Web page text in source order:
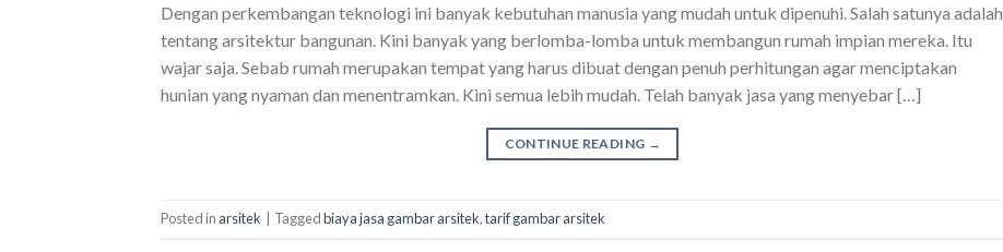
Dengan perkembangan teknologi ini banyak kebutuhan manusia yang mudah untuk dipenuhi. Salah satunya adalah
tentang arsitektur bangunan. Kini banyak yang berlomba-lomba untuk membangun rumah impian mereka. Itu
wajar saja. Sebab rumah merupakan tempat yang harus dibuat dengan penuh perhitungan agar menciptakan
hunian yang nyaman dan menentramkan. Kini semua lebih mudah. Telah banyak jasa yang menyebar […]
CONTINUE READING →
Posted in arsitek Taggedbiaya jasa gambar arsitek,tarif gambar arsitek